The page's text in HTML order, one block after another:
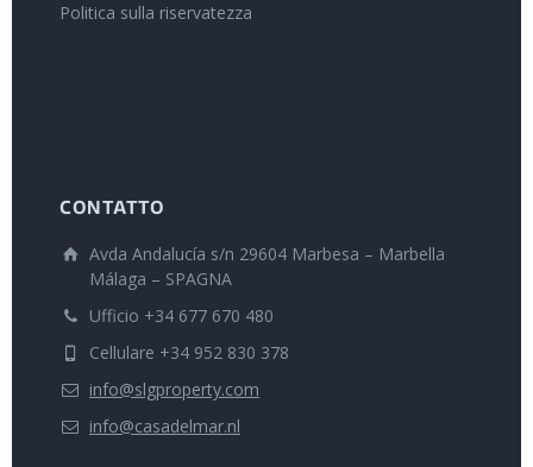
Politica sulla riservatezza
CONTATTO
Avda Andalucía s/n 29604 Marbesa – Marbella
Málaga – SPAGNA
Ufficio +34 677 670 480
Cellulare +34 952 830 378
info@slgproperty.com
info@casadelmar.nl